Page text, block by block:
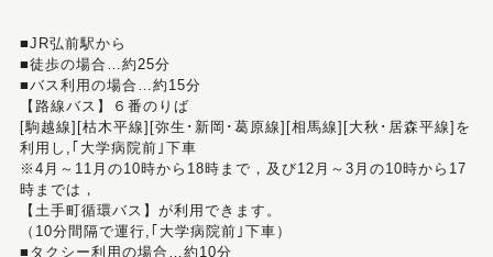
■JR弘前駅から
■徒歩の場合…約25分
■バス利用の場合…約15分
【路線バス】６番のりば
[駒越線][枯木平線][弥生･新岡･葛原線][相馬線][大秋･居森平線]を
利用し,｢大学病院前｣下車
※4月～11月の10時から18時まで，及び12月～3月の10時から17
時までは，
【土手町循環バス】が利用できます。
（10分間隔で運行,｢大学病院前｣下車）
■タクシー利用の場合…約10分